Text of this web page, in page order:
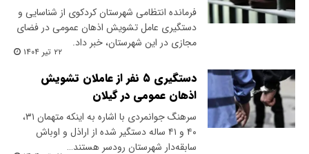
فرمانده انتظامی شهرستان کردکوی از شناسایی و
دستگیری عامل تشویش اذهان عمومی در فضای
مجازی در این شهرستان، خبر داد.
۲۲ تیر ۱۴۰۴
دستگیری ۵ نفر از عاملان تشویش
اذهان عمومی در گیلان
سرهنگ جوانمردی با اشاره به اینکه متهمان ۳۱،
۴۰ و ۴۱ ساله دستگیر شده از اراذل و اوباش
سابقه‌دار شهرستان رودسر هستند…